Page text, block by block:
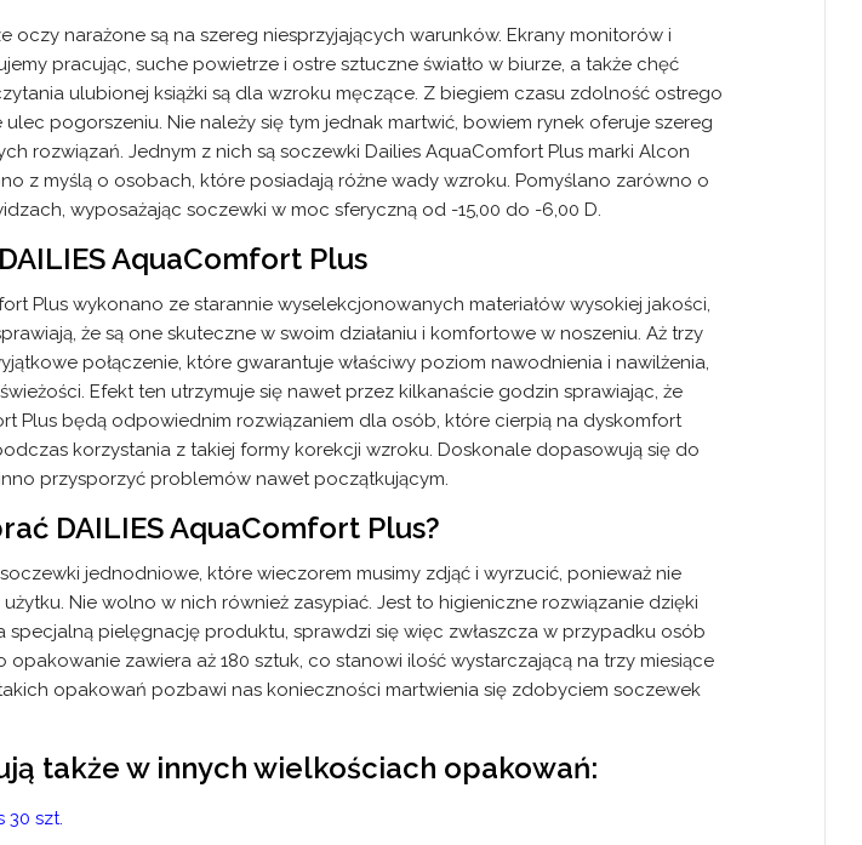
oczy narażone są na szereg niesprzyjających warunków. Ekrany monitorów i
pracując, suche powietrze i ostre sztuczne światło w biurze, a także chęć
ulubionej książki są dla wzroku męczące. Z biegiem czasu zdolność ostrego
pogorszeniu. Nie należy się tym jednak martwić, bowiem rynek oferuje szereg
rozwiązań. Jednym z nich są soczewki Dailies AquaComfort Plus marki Alcon
z myślą o osobach, które posiadają różne wady wzroku. Pomyślano zarówno o
wyposażając soczewki w moc sferyczną od -15,00 do -6,00 D.
AquaComfort Plus
Plus wykonano ze starannie wyselekcjonowanych materiałów wysokiej jakości,
że są one skuteczne w swoim działaniu i komfortowe w noszeniu. Aż trzy
połączenie, które gwarantuje właściwy poziom nawodnienia i nawilżenia,
Efekt ten utrzymuje się nawet przez kilkanaście godzin sprawiając, że
Plus będą odpowiednim rozwiązaniem dla osób, które cierpią na dyskomfort
korzystania z takiej formy korekcji wzroku. Doskonale dopasowują się do
przysporzyć problemów nawet początkującym.
DAILIES AquaComfort Plus?
jednodniowe, które wieczorem musimy zdjąć i wyrzucić, ponieważ nie
Nie wolno w nich również zasypiać. Jest to higieniczne rozwiązanie dzięki
specjalną pielęgnację produktu, sprawdzi się więc zwłaszcza w przypadku osób
zawiera aż 180 sztuk, co stanowi ilość wystarczającą na trzy miesiące
opakowań pozbawi nas konieczności martwienia się zdobyciem soczewek
także w innych wielkościach opakowań:
30 szt.
X
e-mail i nr telefonu poprzez wiadomość tekstową lub wiadomość
na udostępnianie i przetwarzanie moich danych osobowych w celach